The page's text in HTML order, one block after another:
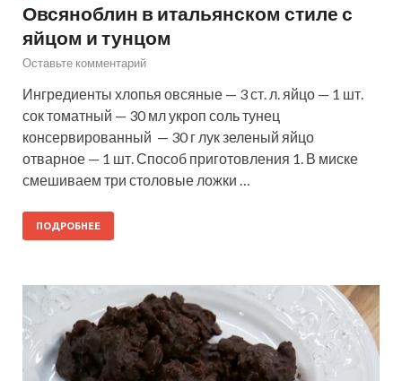
Овсяноблин в итальянском стиле с
яйцом и тунцом
Оставьте комментарий
Ингредиенты хлопья овсяные — 3 ст. л. яйцо — 1 шт.
сок томатный — 30 мл укроп соль тунец
консервированный — 30 г лук зеленый яйцо
отварное — 1 шт. Способ приготовления 1. В миске
смешиваем три столовые ложки …
ПОДРОБНЕЕ